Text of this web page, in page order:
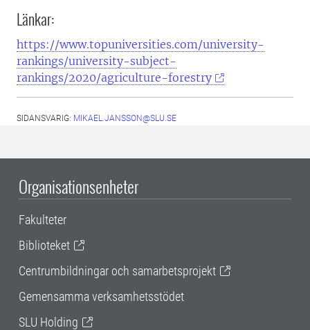
Länkar:
https://www.topuniversities.com/university-
rankings/university-subject-
rankings/2020/agriculture-forestry
SIDANSVARIG: MIKAEL.JANSSON@SLU.SE
Organisationsenheter
Fakulteter
Biblioteket
Centrumbildningar och samarbetsprojekt
Gemensamma verksamhetsstödet
SLU Holding